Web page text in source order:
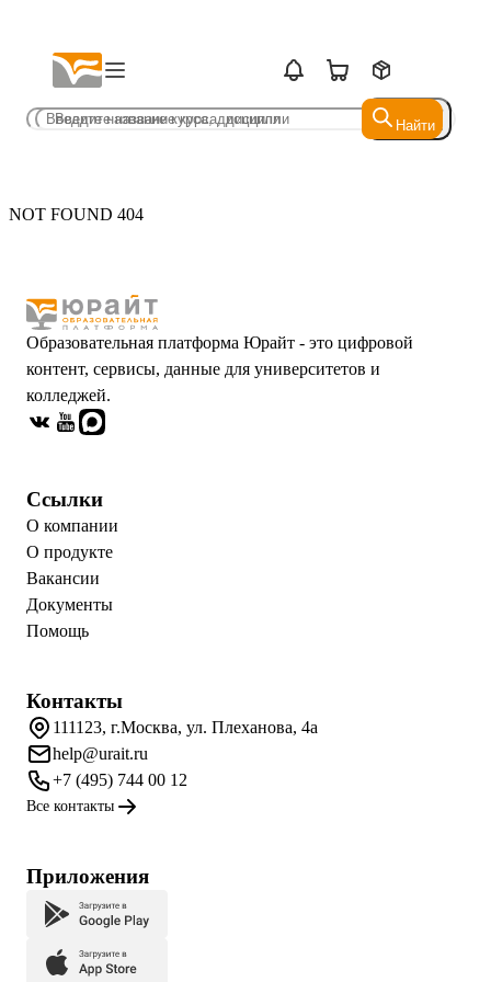
Найти
Найти
NOT FOUND 404
Образовательная платформа Юрайт - это цифровой
контент, сервисы, данные для университетов и
колледжей.
Ссылки
О компании
О продукте
Вакансии
Документы
Помощь
Контакты
111123, г.Москва, ул. Плеханова, 4а
help@urait.ru
+7 (495) 744 00 12
Все контакты
Приложения